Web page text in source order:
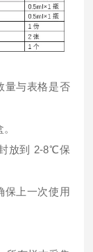
量与表格是否
放到 2-8℃保
保上一次使用